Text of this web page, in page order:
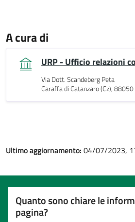
A cura di
URP - Ufficio relazioni
Via Dott. Scandeberg Peta
Caraffa di Catanzaro (Cz), 88050
Ultimo aggiornamento: 04/07/2023,
Quanto sono chiare le
pagina?